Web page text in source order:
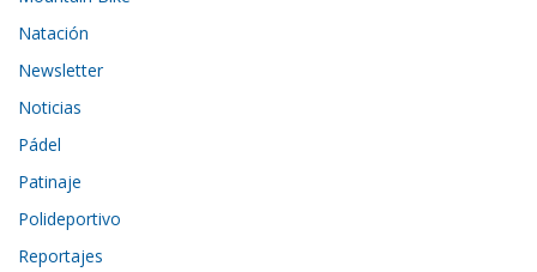
Natación
Newsletter
Noticias
Pádel
Patinaje
Polideportivo
Reportajes